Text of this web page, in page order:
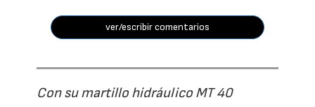
ver/escribir comentarios
Con su martillo hidráulico MT 40